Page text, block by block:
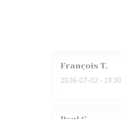
François T
2026-07-02 -